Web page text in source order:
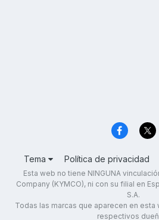
Tema Política de privacidad
Esta web no tiene NINGUNA
Company (KYMCO), ni con su filial en
S.A.
Todas las marcas que aparecen en
respectivos